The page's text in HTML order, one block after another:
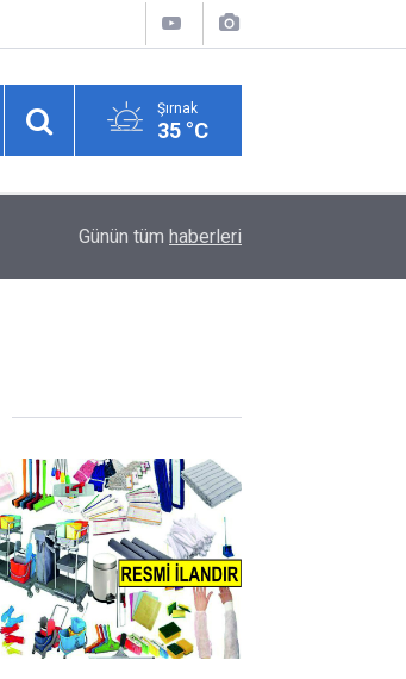
Şırnak
35 °C
Şırnak'ta Köylere Büyük Hizmet: Geleneksel
Günün tüm haberleri